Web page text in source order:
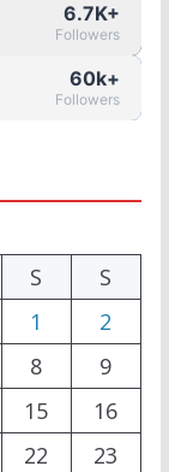
6.7K+
Followers
60k+
Followers
S
S
1
2
8
9
15
16
22
23